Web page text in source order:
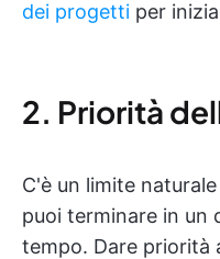
dei progetti per
2. Priorità
C'è un limite
puoi terminare in un
tempo. Dare priorità